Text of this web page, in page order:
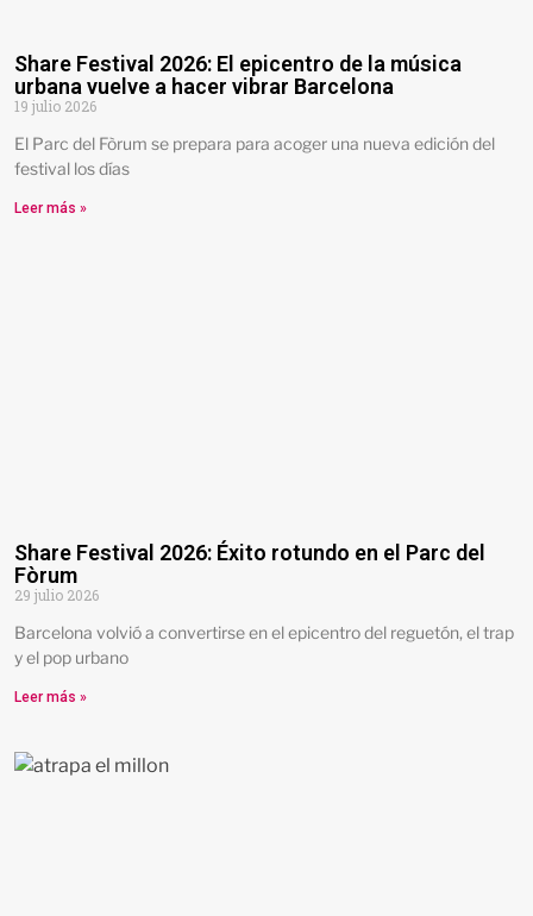
Share Festival 2026: El epicentro de la música
urbana vuelve a hacer vibrar Barcelona
19 julio 2026
El Parc del Fòrum se prepara para acoger una nueva edición del
festival los días
Leer más »
Share Festival 2026: Éxito rotundo en el Parc del
Fòrum
29 julio 2026
Barcelona volvió a convertirse en el epicentro del reguetón, el trap
y el pop urbano
Leer más »